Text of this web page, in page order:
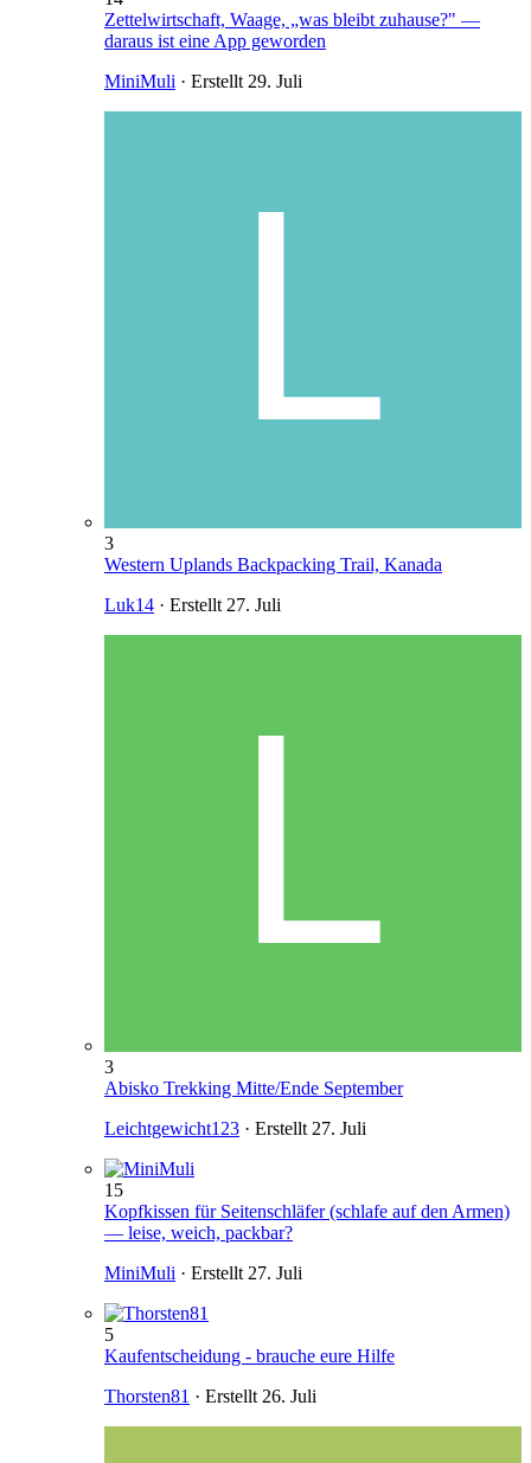
Zettelwirtschaft, Waage, „was bleibt zuhause?" —
daraus ist eine App geworden
MiniMuli · Erstellt 29. Juli
3
Western Uplands Backpacking Trail, Kanada
Luk14 · Erstellt 27. Juli
3
Abisko Trekking Mitte/Ende September
Leichtgewicht123 · Erstellt 27. Juli
15
Kopfkissen für Seitenschläfer (schlafe auf den Armen)
— leise, weich, packbar?
MiniMuli · Erstellt 27. Juli
5
Kaufentscheidung - brauche eure Hilfe
Thorsten81 · Erstellt 26. Juli